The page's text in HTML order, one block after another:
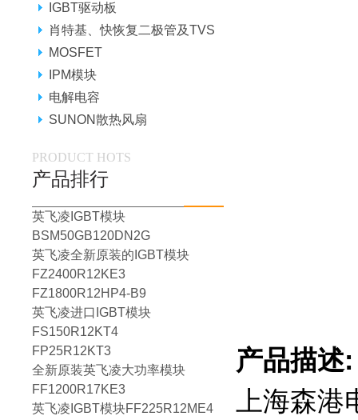
产品描述:
上海森
IGBT驱动板
肖特基、快恢复二极管及TVS
MOSFET
IPM模块
电解电容
SUNON散热风扇
PRODUCT HOTS
产品排行
英飞凌IGBT模块
BSM50GB120DN2G
英飞凌全新原装的IGBT模块
FZ2400R12KE3
FZ1800R12HP4-B9
英飞凌进口IGBT模块
FS150R12KT4
FP25R12KT3
全新原装英飞凌大功率模块
FF1200R17KE3
英飞凌IGBT模块FF225R12ME4